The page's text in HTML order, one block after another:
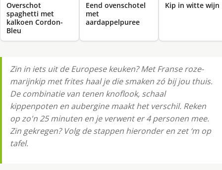
Overschot
spaghetti met
kalkoen Cordon-
Bleu
Eend ovenschotel
met
aardappelpuree
Kip in witte wijn
Zin in iets uit de Europese keuken? Met Fran­se ro­ze­
ma­rijn­kip met fri­tes haal je die smaken zó bij jou thuis.
De combinatie van tenen knoflook, schaal
kippenpoten en aubergine maakt het verschil. Reken
op zo'n 25 minuten en je verwent er 4 personen mee.
Zin gekregen? Volg de stappen hieronder en zet ‘m op
tafel.